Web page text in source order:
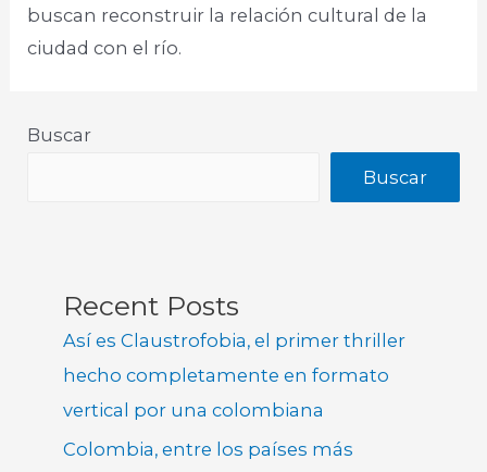
buscan reconstruir la relación cultural de la
ciudad con el río.
Buscar
Buscar
Recent Posts
Así es Claustrofobia, el primer thriller
hecho completamente en formato
vertical por una colombiana
Colombia, entre los países más